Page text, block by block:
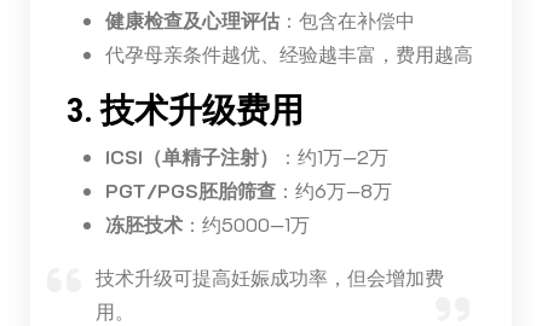
健康检查及心理评估：包含在补偿中
代孕母亲条件越优、经验越丰富，费用越高
3. 技术升级费用
ICSI（单精子注射）
：约1万—2万
PGT/PGS胚胎筛查：约6万—8万
冻胚技术：约5000—1万
技术升级可提高妊娠成功率，但会增加费
用。